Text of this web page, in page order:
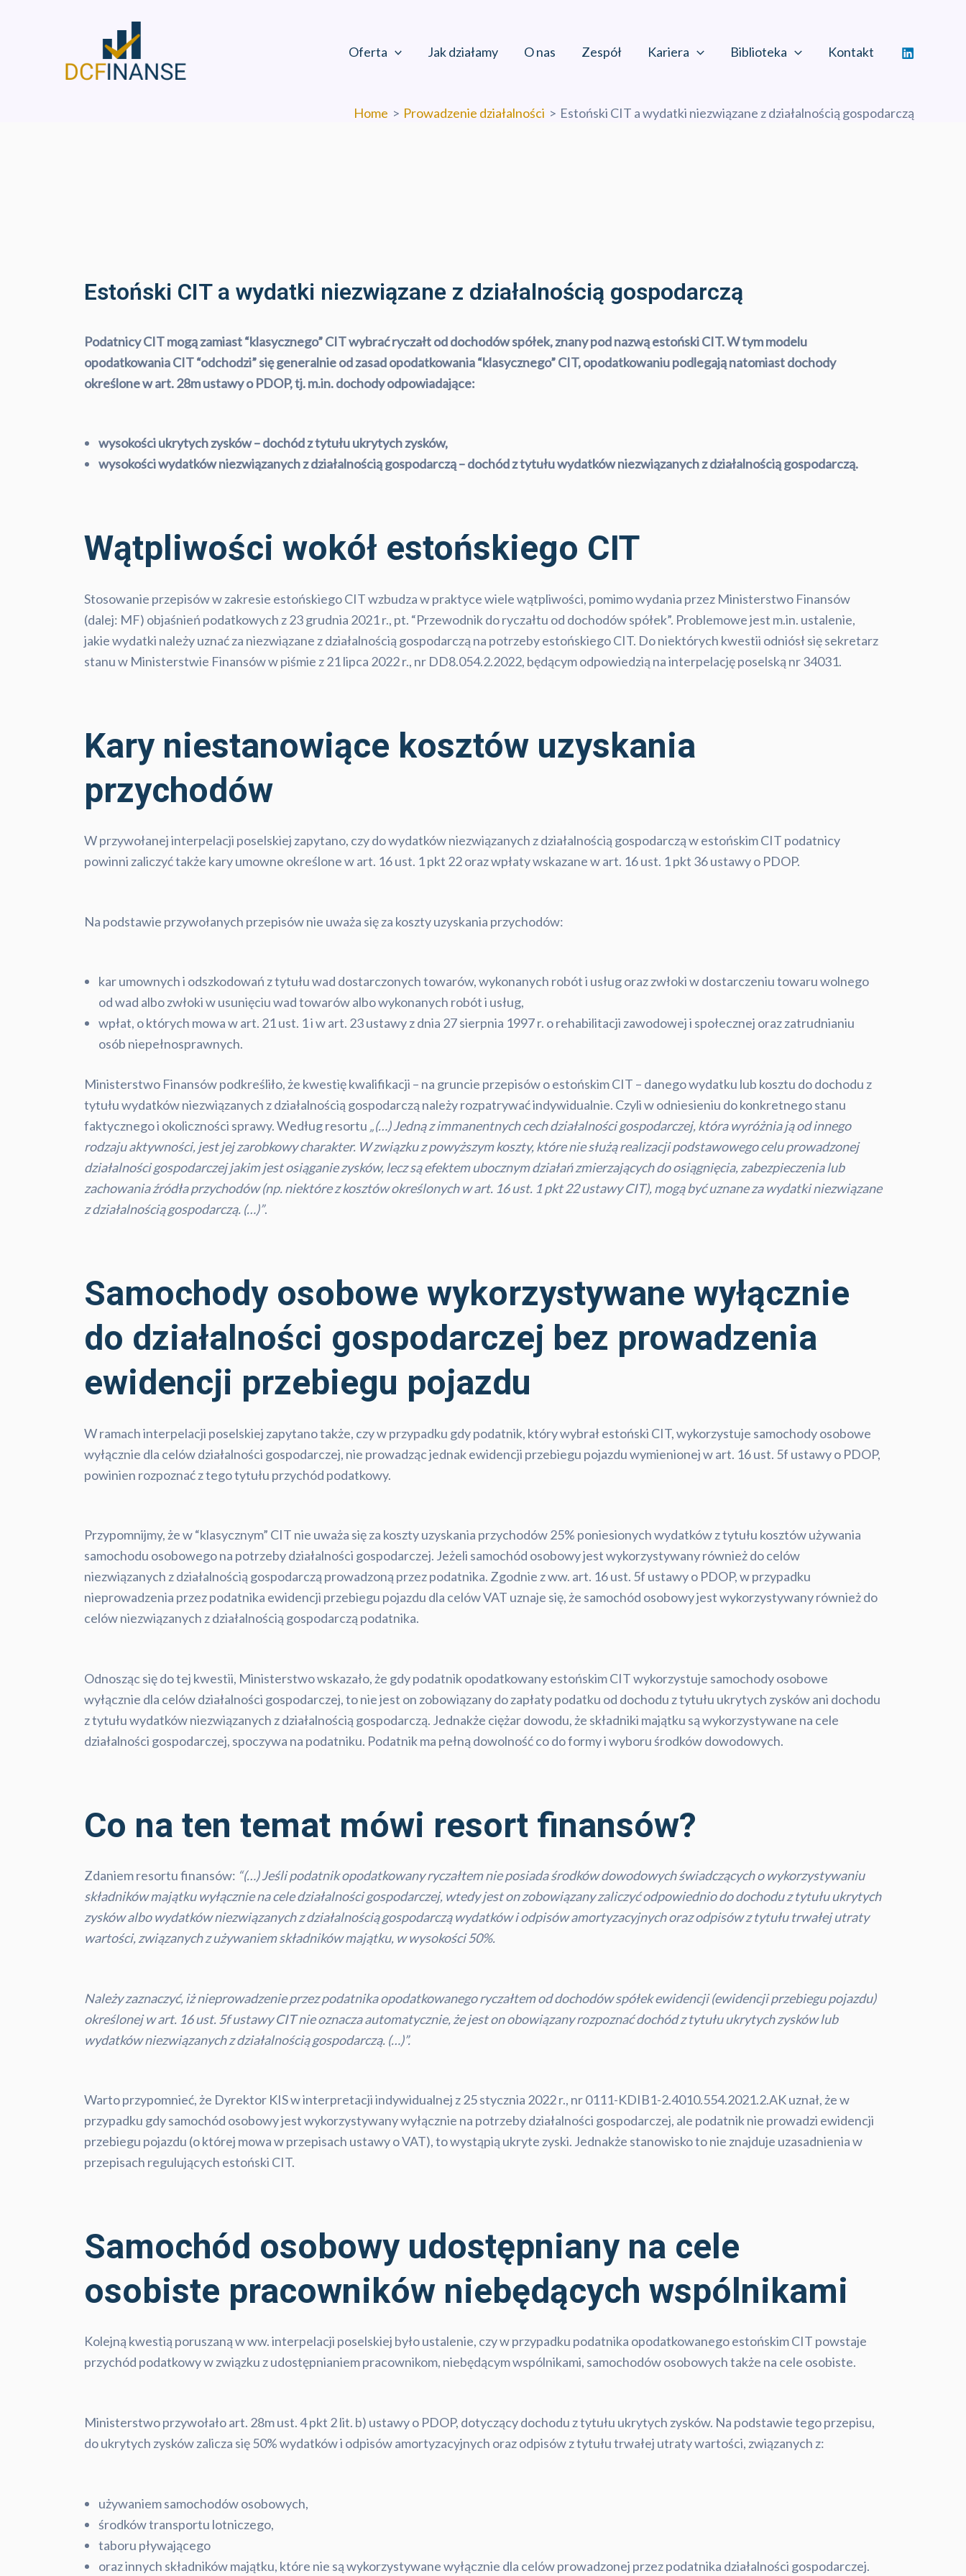
Oferta Jak działamy O nas Zespół Kariera Biblioteka Kontakt
Home Prowadzenie działalności Estoński CIT a wydatki niezwiązane z działalnością gospodarczą
Estoński CIT a wydatki niezwiązane z działalnością gospodarczą
Podatnicy CIT mogą zamiast “klasycznego” CIT wybrać ryczałt od dochodów spółek, znany pod nazwą estoński CIT. W tym modelu
opodatkowania CIT “odchodzi” się generalnie od zasad opodatkowania “klasycznego” CIT, opodatkowaniu podlegają natomiast dochody
określone w art. 28m ustawy o PDOP, tj. m.in. dochody odpowiadające:
wysokości ukrytych zysków – dochód z tytułu ukrytych zysków,
wysokości wydatków niezwiązanych z działalnością gospodarczą – dochód z tytułu wydatków niezwiązanych z działalnością gospodarczą.
Wątpliwości wokół estońskiego CIT
Stosowanie przepisów w zakresie estońskiego CIT wzbudza w praktyce wiele wątpliwości, pomimo wydania przez Ministerstwo Finansów
(dalej: MF) objaśnień podatkowych z 23 grudnia 2021 r., pt. “Przewodnik do ryczałtu od dochodów spółek”. Problemowe jest m.in. ustalenie,
jakie wydatki należy uznać za niezwiązane z działalnością gospodarczą na potrzeby estońskiego CIT. Do niektórych kwestii odniósł się sekretarz
stanu w Ministerstwie Finansów w piśmie z 21 lipca 2022 r., nr DD8.054.2.2022, będącym odpowiedzią na interpelację poselską nr 34031.
Kary niestanowiące kosztów uzyskania
przychodów
W przywołanej interpelacji poselskiej zapytano, czy do wydatków niezwiązanych z działalnością gospodarczą w estońskim CIT podatnicy
powinni zaliczyć także kary umowne określone w art. 16 ust. 1 pkt 22 oraz wpłaty wskazane w art. 16 ust. 1 pkt 36 ustawy o PDOP.
Na podstawie przywołanych przepisów nie uważa się za koszty uzyskania przychodów:
kar umownych i odszkodowań z tytułu wad dostarczonych towarów, wykonanych robót i usług oraz zwłoki w dostarczeniu towaru wolnego
od wad albo zwłoki w usunięciu wad towarów albo wykonanych robót i usług,
wpłat, o których mowa w art. 21 ust. 1 i w art. 23 ustawy z dnia 27 sierpnia 1997 r. o rehabilitacji zawodowej i społecznej oraz zatrudnianiu
osób niepełnosprawnych.
Ministerstwo Finansów podkreśliło, że kwestię kwalifikacji – na gruncie przepisów o estońskim CIT – danego wydatku lub kosztu do dochodu z
tytułu wydatków niezwiązanych z działalnością gospodarczą należy rozpatrywać indywidualnie. Czyli w odniesieniu do konkretnego stanu
faktycznego i okoliczności sprawy. Według resortu „(…) Jedną z immanentnych cech działalności gospodarczej, która wyróżnia ją od innego
rodzaju aktywności, jest jej zarobkowy charakter. W związku z powyższym koszty, które nie służą realizacji podstawowego celu prowadzonej
działalności gospodarczej jakim jest osiąganie zysków, lecz są efektem ubocznym działań zmierzających do osiągnięcia, zabezpieczenia lub
zachowania źródła przychodów (np. niektóre z kosztów określonych w art. 16 ust. 1 pkt 22 ustawy CIT), mogą być uznane za wydatki niezwiązane
z działalnością gospodarczą. (…)”.
Samochody osobowe wykorzystywane wyłącznie
do działalności gospodarczej bez prowadzenia
ewidencji przebiegu pojazdu
W ramach interpelacji poselskiej zapytano także, czy w przypadku gdy podatnik, który wybrał estoński CIT, wykorzystuje samochody osobowe
wyłącznie dla celów działalności gospodarczej, nie prowadząc jednak ewidencji przebiegu pojazdu wymienionej w art. 16 ust. 5f ustawy o PDOP,
powinien rozpoznać z tego tytułu przychód podatkowy.
Przypomnijmy, że w “klasycznym” CIT nie uważa się za koszty uzyskania przychodów 25% poniesionych wydatków z tytułu kosztów używania
samochodu osobowego na potrzeby działalności gospodarczej. Jeżeli samochód osobowy jest wykorzystywany również do celów
niezwiązanych z działalnością gospodarczą prowadzoną przez podatnika. Zgodnie z ww. art. 16 ust. 5f ustawy o PDOP, w przypadku
nieprowadzenia przez podatnika ewidencji przebiegu pojazdu dla celów VAT uznaje się, że samochód osobowy jest wykorzystywany również do
celów niezwiązanych z działalnością gospodarczą podatnika.
Odnosząc się do tej kwestii, Ministerstwo wskazało, że gdy podatnik opodatkowany estońskim CIT wykorzystuje samochody osobowe
wyłącznie dla celów działalności gospodarczej, to nie jest on zobowiązany do zapłaty podatku od dochodu z tytułu ukrytych zysków ani dochodu
z tytułu wydatków niezwiązanych z działalnością gospodarczą. Jednakże ciężar dowodu, że składniki majątku są wykorzystywane na cele
działalności gospodarczej, spoczywa na podatniku. Podatnik ma pełną dowolność co do formy i wyboru środków dowodowych.
Co na ten temat mówi resort finansów?
Zdaniem resortu finansów: “(…) Jeśli podatnik opodatkowany ryczałtem nie posiada środków dowodowych świadczących o wykorzystywaniu
składników majątku wyłącznie na cele działalności gospodarczej, wtedy jest on zobowiązany zaliczyć odpowiednio do dochodu z tytułu ukrytych
zysków albo wydatków niezwiązanych z działalnością gospodarczą wydatków i odpisów amortyzacyjnych oraz odpisów z tytułu trwałej utraty
wartości, związanych z używaniem składników majątku, w wysokości 50%.
Należy zaznaczyć, iż nieprowadzenie przez podatnika opodatkowanego ryczałtem od dochodów spółek ewidencji (ewidencji przebiegu pojazdu)
określonej w art. 16 ust. 5f ustawy CIT nie oznacza automatycznie, że jest on obowiązany rozpoznać dochód z tytułu ukrytych zysków lub
wydatków niezwiązanych z działalnością gospodarczą. (…)”.
Warto przypomnieć, że Dyrektor KIS w interpretacji indywidualnej z 25 stycznia 2022 r., nr 0111-KDIB1-2.4010.554.2021.2.AK uznał, że w
przypadku gdy samochód osobowy jest wykorzystywany wyłącznie na potrzeby działalności gospodarczej, ale podatnik nie prowadzi ewidencji
przebiegu pojazdu (o której mowa w przepisach ustawy o VAT), to wystąpią ukryte zyski. Jednakże stanowisko to nie znajduje uzasadnienia w
przepisach regulujących estoński CIT.
Samochód osobowy udostępniany na cele
osobiste pracowników niebędących wspólnikami
Kolejną kwestią poruszaną w ww. interpelacji poselskiej było ustalenie, czy w przypadku podatnika opodatkowanego estońskim CIT powstaje
przychód podatkowy w związku z udostępnianiem pracownikom, niebędącym wspólnikami, samochodów osobowych także na cele osobiste.
Ministerstwo przywołało art. 28m ust. 4 pkt 2 lit. b) ustawy o PDOP, dotyczący dochodu z tytułu ukrytych zysków. Na podstawie tego przepisu,
do ukrytych zysków zalicza się 50% wydatków i odpisów amortyzacyjnych oraz odpisów z tytułu trwałej utraty wartości, związanych z:
używaniem samochodów osobowych,
środków transportu lotniczego,
taboru pływającego
oraz innych składników majątku, które nie są wykorzystywane wyłącznie dla celów prowadzonej przez podatnika działalności gospodarczej.